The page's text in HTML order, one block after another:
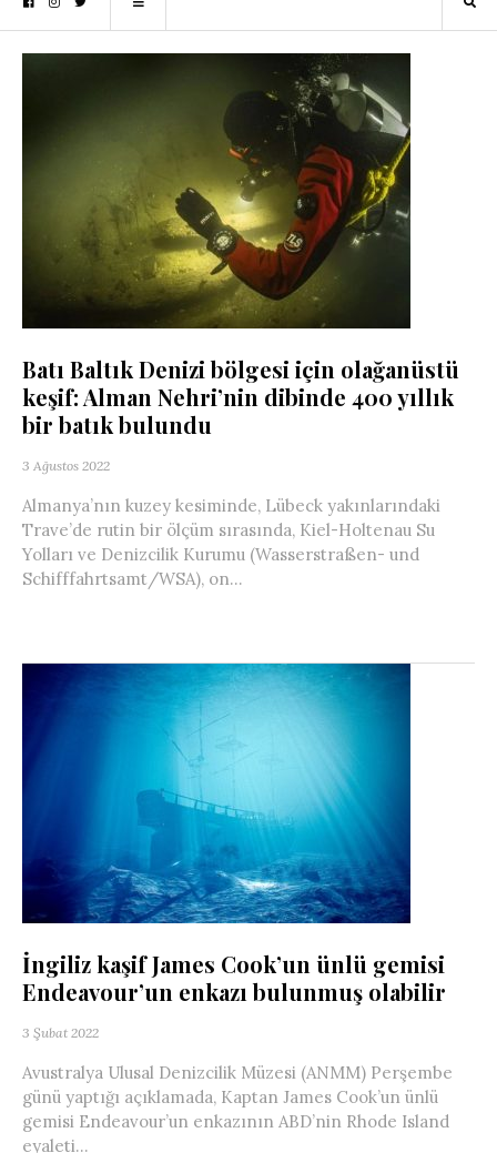
Batı Baltık Denizi bölgesi için olağanüstü
keşif: Alman Nehri’nin dibinde 400 yıllık
bir batık bulundu
3 Ağustos 2022
Almanya’nın kuzey kesiminde, Lübeck yakınlarındaki
Trave’de rutin bir ölçüm sırasında, Kiel-Holtenau Su
Yolları ve Denizcilik Kurumu (Wasserstraßen- und
Schifffahrtsamt/WSA), on...
İngiliz kaşif James Cook’un ünlü gemisi
Endeavour’un enkazı bulunmuş olabilir
3 Şubat 2022
Avustralya Ulusal Denizcilik Müzesi (ANMM) Perşembe
günü yaptığı açıklamada, Kaptan James Cook’un ünlü
gemisi Endeavour’un enkazının ABD’nin Rhode Island
eyaleti...